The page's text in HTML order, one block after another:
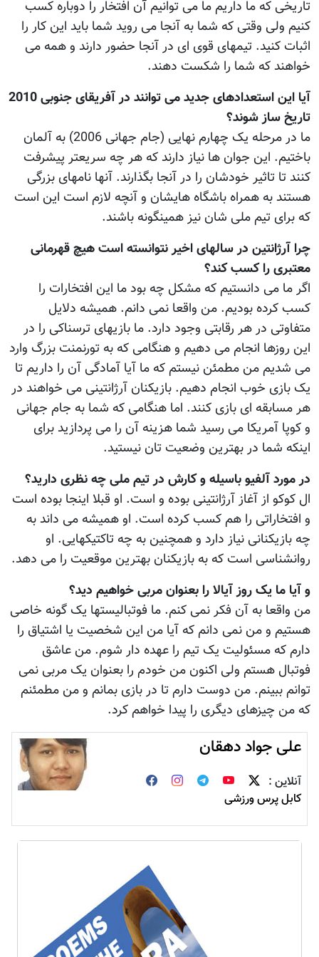
تاریخی که ما داریم ما می توانیم آن افتخار را دوباره کسب
کنیم ولی وقتی که شما به آنجا می روید شما باید این کار را
اثبات کنید. تیمهای قوی ای در آنجا حضور دارند و همه می
خواهند که شما را شکست دهند.
آیا این استعدادهای جدید می توانند در آفریقای جنوبی 2010
تاریخ ساز شوند؟
ما در مرحله یک چهارم نهایی (جام جهانی 2006) به آلمان
باختیم. این جوان ها نیاز دارند که هر چه سریعتر پیشرفت
کنند تا تاثیر خودشان را در آنجا بگذارند. آنها نامهای بزرگی
هستند به همراه باشگاه هایشان و آنچه لازم است این است
که برای تیم ملی شان نیز همینگونه باشند.
چرا آرژانتین در سالهای اخیر نتوانسته است هیچ قهرمانی
معتبری را کسب کند؟
اگر ما می دانستیم که مشکل چه بود ما این افتخارات را
کسب کرده بودیم. من واقعا نمی دانم. همیشه دلایل
متفاوتی در هر رقابتی وجود دارد. ما بازیهای ترسناکی را در
این روزها انجام می دهیم و هنگامی که به تورنمنت بزرگ وارد
می شدیم من مطمئن نیستم که ما آیا آمادگی آن را داریم تا
یک بازی خوب انجام دهیم. بازیکنان آرژانتینی می خواهند در
هر مسابقه ای بازی کنند. اما هنگامی که شما به جام جهانی
و کوپا آمریکا می رسید شما هزینه آن را می پردازید برای
اینکه شما در بهترین وضعیت تان نیستید.
در مورد آلفیو باسیله و کارش در تیم ملی چه نظری دارید؟
ال کوکو از آغاز آرژانتینی بوده و است. او قبلا اینجا بوده است
و افتخاراتی را هم کسب کرده است. او همیشه می داند به
چه بازیکنانی نیاز دارد و همچنین به چه تاکتیکهایی. او
روانشناسی است که به بازیکنان بهترین موقعیت را می دهد.
و آیا ما یک روز آیالا را بعنوان مربی خواهیم دید؟
من واقعا به آن فکر نمی کنم. ما فوتبالیستها یک گونه خاصی
هستیم و من نمی دانم که آیا من این شخصیت یا اشتیاق را
دارم که مسئولیت یک تیم را عهده دار شوم. من عاشق
فوتبال هستم ولی اکنون من خودم را بعنوان یک مربی نمی
توانم ببینم. من دوست دارم تا در بازی بمانم و من مطمئنم
که من چیزهای دیگری را پیدا خواهم کرد.
علی جواد دهقان
آنلاین :
کابل پرس ورزشی